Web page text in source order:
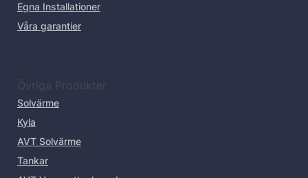
Egna Installationer
Våra garantier
Övriga Produkter
Solvärme
Kyla
AVT Solvärme
Tankar